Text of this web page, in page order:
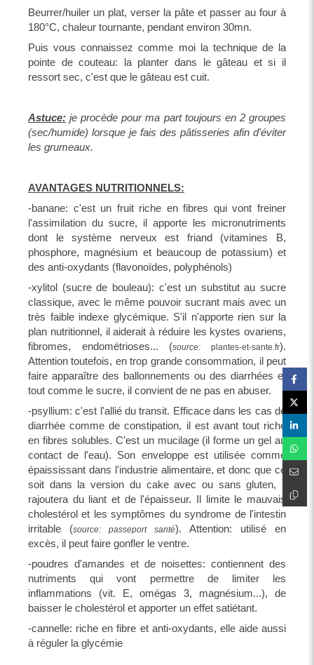
Beurrer/huiler un plat, verser la pâte et passer au four à
180°C, chaleur tournante, pendant environ 30mn.
Puis vous connaissez comme moi la technique de la
pointe de couteau: la planter dans le gâteau et si il
ressort sec, c'est que le gâteau est cuit.
Astuce: je procède pour ma part toujours en 2 groupes
(sec/humide) lorsque je fais des pâtisseries afin d'éviter
les grumeaux.
AVANTAGES NUTRITIONNELS:
-banane: c'est un fruit riche en fibres qui vont freiner
l'assimilation du sucre, il apporte les micronutriments
dont le système nerveux est friand (vitamines B,
phosphore, magnésium et beaucoup de potassium) et
des anti-oxydants (flavonoïdes, polyphénols)
-xylitol (sucre de bouleau): c'est un substitut au sucre
classique, avec le même pouvoir sucrant mais avec un
très faible indexe glycémique. S'il n'apporte rien sur la
plan nutritionnel, il aiderait à réduire les kystes ovariens,
fibromes, endométrioses... (source: plantes-et-sante.fr).
Attention toutefois, en trop grande consommation, il peut
faire apparaître des ballonnements ou des diarrhées et
tout comme le sucre, il convient de ne pas en abuser.
-psyllium: c'est l'allié du transit. Efficace dans les cas de
diarrhée comme de constipation, il est avant tout riche
en fibres solubles. C'est un mucilage (il forme un gel au
contact de l'eau). Son enveloppe est utilisée comme
épaississant dans l'industrie alimentaire, et donc que ce
soit dans la version du cake avec ou sans gluten, il
rajoutera du liant et de l'épaisseur. Il limite le mauvais
cholestérol et les symptômes du syndrome de l'intestin
irritable (source: passeport santé). Attention: utilisé en
excès, il peut faire gonfler le ventre.
-poudres d'amandes et de noisettes: contiennent des
nutriments qui vont permettre de limiter les
inflammations (vit. E, omégas 3, magnésium...), de
baisser le cholestérol et apporter un effet satiétant.
-cannelle: riche en fibre et anti-oxydants, elle aide aussi
à réguler la glycémie